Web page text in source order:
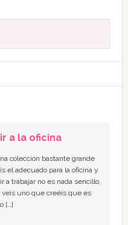
a la oficina
colección bastante grande
el adecuado para la oficina y
a trabajar no es nada sencillo,
veis uno que creéis que es
[…]